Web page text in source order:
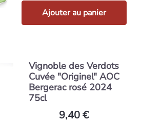
Ajouter au panier
Vignoble des Verdots
Cuvée "Originel" AOC
Bergerac rosé 2024
75cl
9,40 €